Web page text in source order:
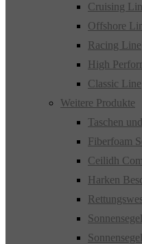
Cruising
Offshore
Racing Line
High
Classic Line
Weitere Produkte
Taschen
Fiberfoam
Ceilidh
Harken